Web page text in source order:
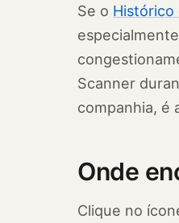
Se o Histórico
Scanner
companhia, é
Onde
Clique no